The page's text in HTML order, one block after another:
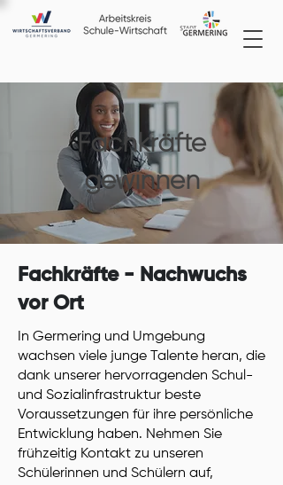
Fachkräfte
gewinnen
Fachkräfte - Nachwuchs
vor Ort
In Germering und Umgebung
wachsen viele junge Talente heran, die
dank unserer hervorragenden Schul-
und Sozialinfrastruktur beste
Voraussetzungen für ihre persönliche
Entwicklung haben. Nehmen Sie
frühzeitig Kontakt zu unseren
Schülerinnen und Schülern auf,